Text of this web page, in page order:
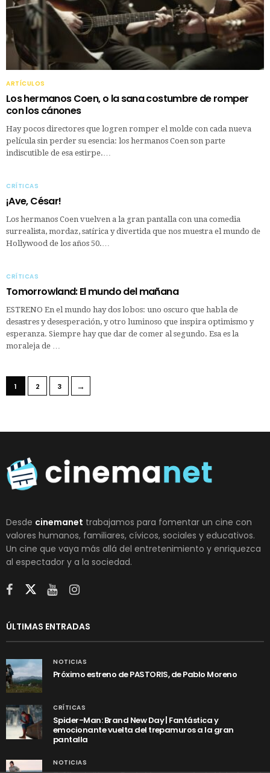
ARTÍCULOS
Los hermanos Coen, o la sana costumbre de romper
con los cánones
Hay pocos directores que logren romper el molde con cada nueva
película sin perder su esencia: los hermanos Coen son parte
indiscutible de esa estirpe.…
CRÍTICAS
¡Ave, César!
Los hermanos Coen vuelven a la gran pantalla con una comedia
surrealista, mordaz, satírica y divertida que nos muestra el mundo de
Hollywood de los años 50.…
CRÍTICAS
Tomorrowland: El mundo del mañana
ESTRENO En el mundo hay dos lobos: uno oscuro que habla de
desastres y desesperación, y otro luminoso que inspira optimismo y
esperanza. Siempre hay que dar de comer al segundo. Esa es la
moraleja de …
1 2 3 →
Desde cinemanet trabajamos para fomentar un cine con
valores humanos, familiares, cívicos, sociales y educativos.
Un cine que vaya más allá del entretenimiento y enriquezca
al espectador y a la sociedad.
ÚLTIMAS ENTRADAS
NOTICIAS
Próximo estreno de PASTORIS, de Pablo Moreno
CRÍTICAS
Spider-Man: Brand New Day | Fantástica y
emocionante vuelta del trepamuros a la gran
pantalla
NOTICIAS